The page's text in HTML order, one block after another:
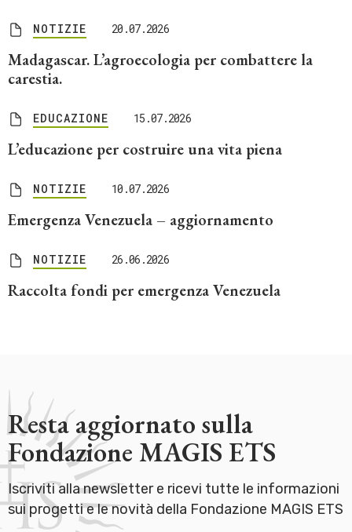
NOTIZIE 20.07.2026
Madagascar. L’agroecologia per combattere la
carestia.
EDUCAZIONE 15.07.2026
L’educazione per costruire una vita piena
NOTIZIE 10.07.2026
Emergenza Venezuela – aggiornamento
NOTIZIE 26.06.2026
Raccolta fondi per emergenza Venezuela
Resta aggiornato sulla
Fondazione MAGIS ETS
Iscriviti alla newsletter e ricevi tutte le informazioni
sui progetti e le novità della Fondazione MAGIS ETS